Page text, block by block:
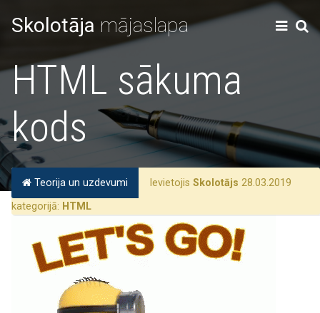
Skolotāja mājaslapa
HTML sākuma
kods
Teorija un uzdevumi Ievietojis Skolotājs 28.03.2019
kategorijā: HTML